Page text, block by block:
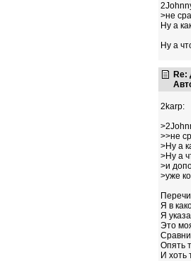
>не
Ну а
Ну а
Re:
2karp:
>>не
>Ну а
>Ну а
>и
>уже
Я в
Я
Это
Опять
И хоть